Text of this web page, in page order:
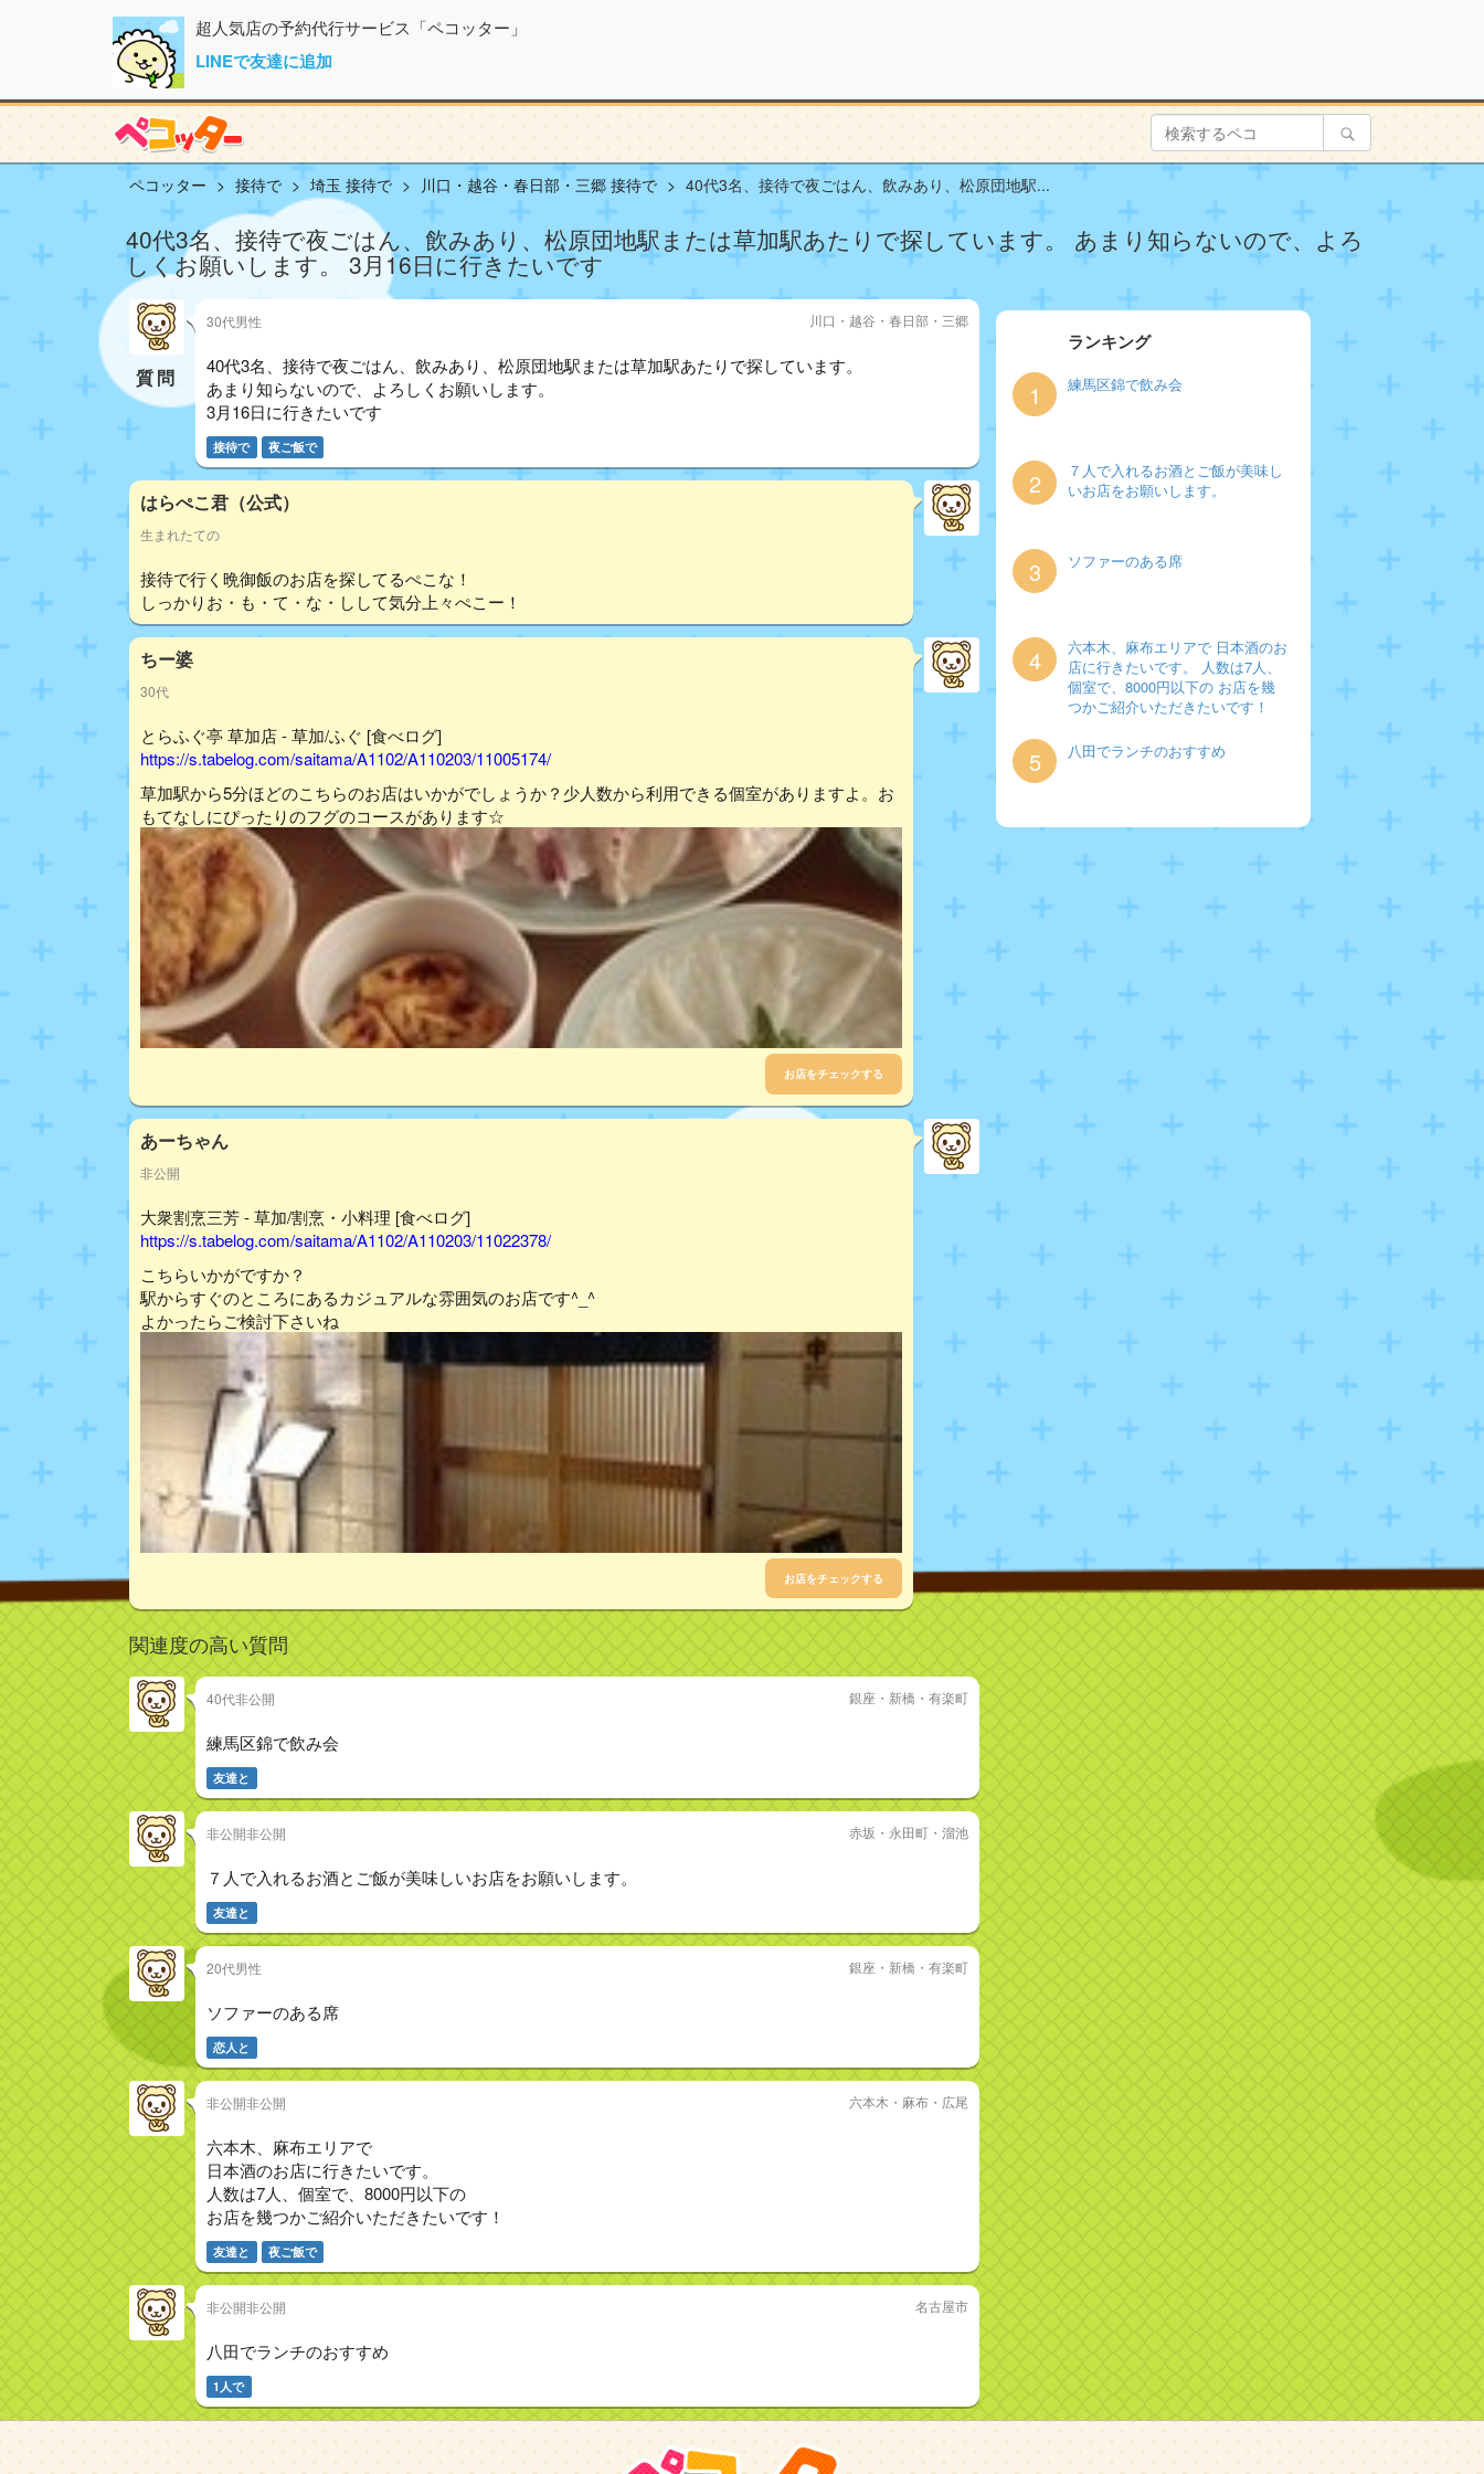
超人気店の予約代行サービス「ペコッター」
LINEで友達に追加
ペコッター 接待で 埼玉 接待で 川口・越谷・春日部・三郷 接待で 40代3名、接待で夜ごはん、飲みあり、松原団地駅...
40代3名、接待で夜ごはん、飲みあり、松原団地駅または草加駅あたりで探しています。 あまり知らないので、よろ
しくお願いします。 3月16日に行きたいです
質問
30代男性 川口・越谷・春日部・三郷
40代3名、接待で夜ごはん、飲みあり、松原団地駅または草加駅あたりで探しています。
あまり知らないので、よろしくお願いします。
3月16日に行きたいです
接待で 夜ご飯で
はらぺこ君（公式）
生まれたての
接待で行く晩御飯のお店を探してるぺこな！
しっかりお・も・て・な・しして気分上々ぺこー！
ちー婆
30代
とらふぐ亭 草加店 - 草加/ふぐ [食べログ]
https://s.tabelog.com/saitama/A1102/A110203/11005174/
草加駅から5分ほどのこちらのお店はいかがでしょうか？少人数から利用できる個室がありますよ。お
もてなしにぴったりのフグのコースがあります☆
お店をチェックする
あーちゃん
非公開
大衆割烹三芳 - 草加/割烹・小料理 [食べログ]
https://s.tabelog.com/saitama/A1102/A110203/11022378/
こちらいかがですか？
駅からすぐのところにあるカジュアルな雰囲気のお店です^_^
よかったらご検討下さいね
お店をチェックする
関連度の高い質問
40代非公開 銀座・新橋・有楽町
練馬区錦で飲み会
友達と
非公開非公開 赤坂・永田町・溜池
７人で入れるお酒とご飯が美味しいお店をお願いします。
友達と
20代男性 銀座・新橋・有楽町
ソファーのある席
恋人と
非公開非公開 六本木・麻布・広尾
六本木、麻布エリアで
日本酒のお店に行きたいです。
人数は7人、個室で、8000円以下の
お店を幾つかご紹介いただきたいです！
友達と 夜ご飯で
非公開非公開 名古屋市
八田でランチのおすすめ
1人で
ランキング
1 練馬区錦で飲み会
2
７人で入れるお酒とご飯が美味し
いお店をお願いします。
3 ソファーのある席
4
六本木、麻布エリアで 日本酒のお
店に行きたいです。 人数は7人、
個室で、8000円以下の お店を幾
つかご紹介いただきたいです！
5 八田でランチのおすすめ